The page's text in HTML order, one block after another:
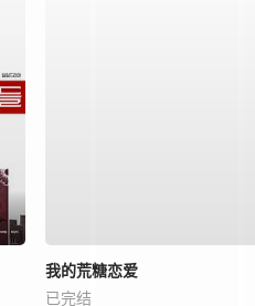
我的荒糖恋爱
已完结